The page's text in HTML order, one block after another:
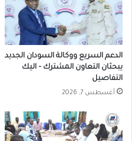
الدعم السريع ووكالة السودان الجديد
يبحثان التعاون المشترك – اليك
التفاصيل
أغسطس 7, 2026